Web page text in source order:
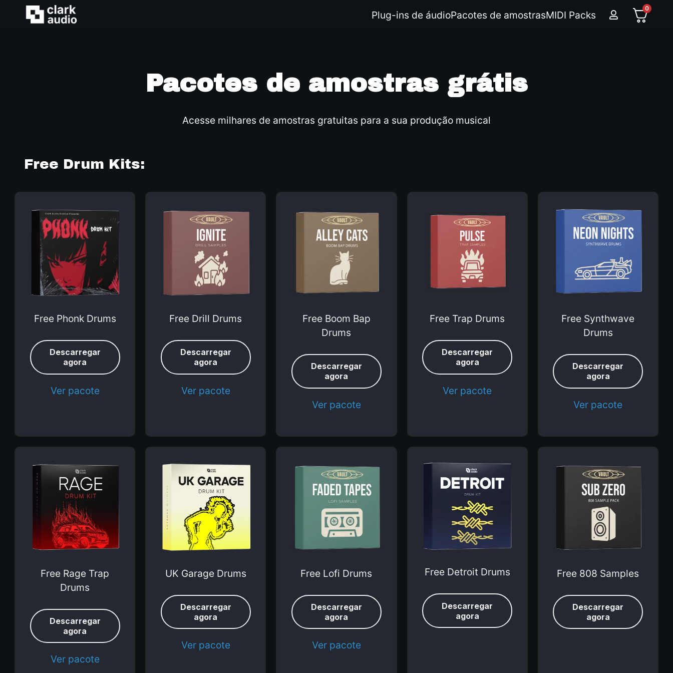
Plug-ins de áudioPacotes de amostrasMIDI Packs
0
Pacotes de amostras grátis
Acesse milhares de amostras gratuitas para a sua produção musical
Free Drum Kits:
Free Phonk Drums
Descarregar
agora
Ver pacote
Free Drill Drums
Descarregar
agora
Ver pacote
Free Boom Bap
Drums
Descarregar
agora
Ver pacote
Free Trap Drums
Descarregar
agora
Ver pacote
Free Synthwave
Drums
Descarregar
agora
Ver pacote
Free Rage Trap
Drums
Descarregar
agora
Ver pacote
UK Garage Drums
Descarregar
agora
Ver pacote
Free Lofi Drums
Descarregar
agora
Ver pacote
Free Detroit Drums
Descarregar
agora
Free 808 Samples
Descarregar
agora